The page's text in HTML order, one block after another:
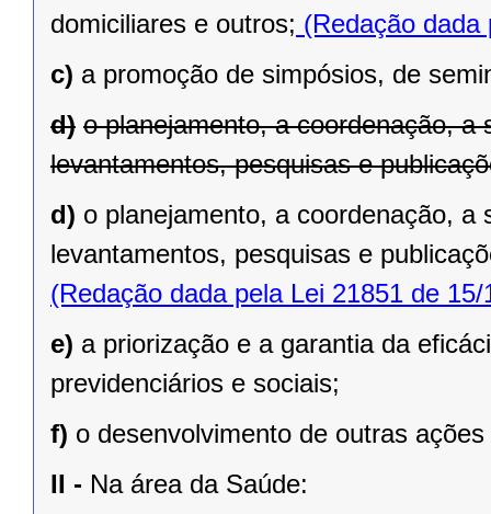
domiciliares e outros; (Redação dada
c) a promoção de simpósios, de
d) o planejamento, a coordenação,
levantamentos, pesquisas e
d) o planejamento, a coordenação,
levantamentos, pesquisas e
(Redação dada pela Lei 21851 de 15/
e) a priorização e a garantia da
previdenciários e sociais;
f) o desenvolvimento de outras
II - Na área da Saúde: